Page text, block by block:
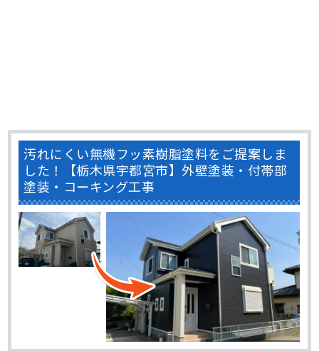
汚れにくい無機フッ素樹脂塗料をご提案しま
した！【栃木県宇都宮市】外壁塗装・付帯部
塗装・コーキング工事